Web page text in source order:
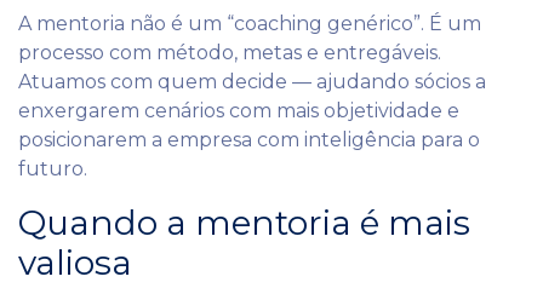
A mentoria não é um “coaching genérico”. É um
processo com método, metas e entregáveis.
Atuamos com quem decide — ajudando sócios a
enxergarem cenários com mais objetividade e
posicionarem a empresa com inteligência para o
futuro.
Quando a mentoria é mais
valiosa